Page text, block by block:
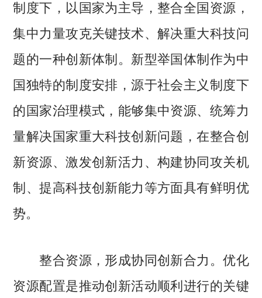
制度下，以国家为主导，整合全国资源，
集中力量攻克关键技术、解决重大科技问
题的一种创新体制。新型举国体制作为中
国独特的制度安排，源于社会主义制度下
的国家治理模式，能够集中资源、统筹力
量解决国家重大科技创新问题，在整合创
新资源、激发创新活力、构建协同攻关机
制、提高科技创新能力等方面具有鲜明优
势。
整合资源，形成协同创新合力。优化
资源配置是推动创新活动顺利进行的关键